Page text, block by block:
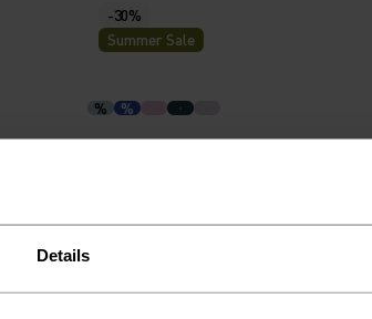
Details
-30%
Summer Sale
% %
€31,45€44,95